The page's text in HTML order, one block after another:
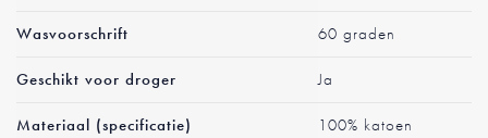
Wasvoorschrift 60 graden
Geschikt voor droger Ja
Materiaal (specificatie) 100% katoen